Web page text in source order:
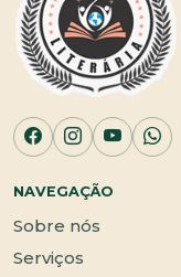
NAVEGAÇÃO
Sobre nós
Serviços